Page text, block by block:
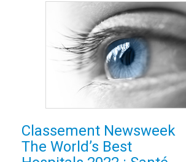
Classement Newsweek
The World’s Best